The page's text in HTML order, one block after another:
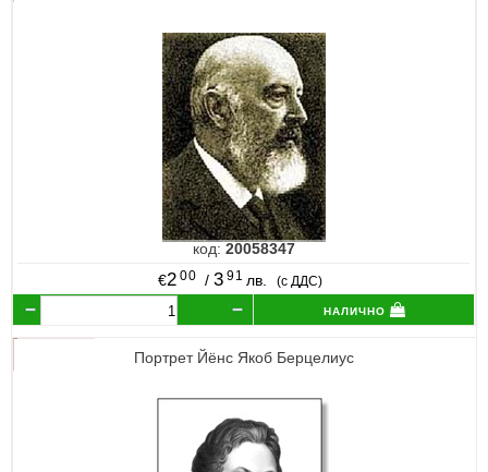
код:20058347
€2 00 / 3 91 лв. (с ДДС)
налично
Портрет Йёнс Якоб Берцелиус